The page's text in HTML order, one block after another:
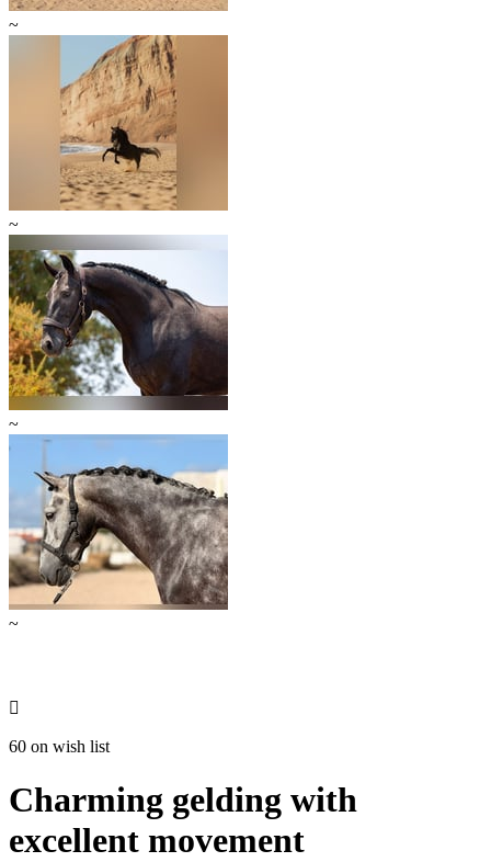
~
~
~
~

60 on wish list
Charming gelding with
excellent movement